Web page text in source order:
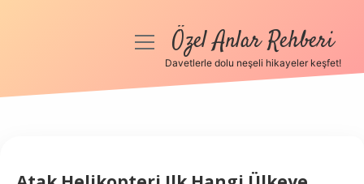
Anasayfa
menüyüÖzel Anlar Rehberi
Davetlerle dolu neşeli hikayeler keşfet!